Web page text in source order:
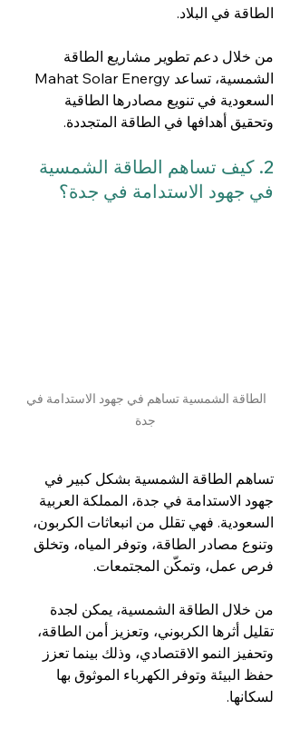
الطاقة في البلاد.
من خلال دعم تطوير مشاريع الطاقة
السعودية في تنويع مصادرها الطاقية
وتحقيق أهدافها في الطاقة المتجددة.
2. كيف تساهم الطاقة الشمسية
في جهود الاستدامة في جدة؟
الطاقة الشمسية تساهم في جهود الاستدامة في
جدة
تساهم الطاقة الشمسية بشكل كبير في
جهود الاستدامة في جدة، المملكة العربية
السعودية. فهي تقلل من انبعاثات الكربون،
وتنوع مصادر الطاقة، وتوفر المياه، وتخلق
فرص عمل، وتمكّن المجتمعات.
من خلال الطاقة الشمسية، يمكن لجدة
تقليل أثرها الكربوني، وتعزيز أمن الطاقة،
وتحفيز النمو الاقتصادي، وذلك بينما تعزز
حفظ البيئة وتوفر الكهرباء الموثوق بها
لسكانها.